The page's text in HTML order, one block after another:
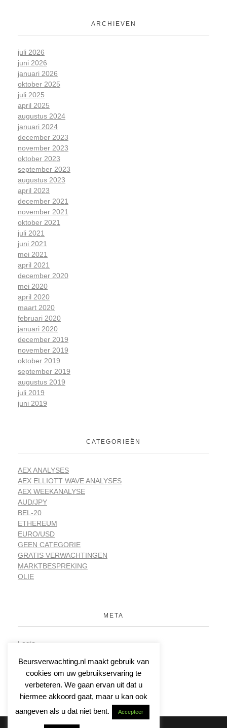
ARCHIEVEN
juli 2026
juni 2026
januari 2026
oktober 2025
juli 2025
april 2025
augustus 2024
januari 2024
december 2023
november 2023
oktober 2023
september 2023
augustus 2023
april 2023
december 2021
november 2021
oktober 2021
juli 2021
juni 2021
mei 2021
april 2021
december 2020
mei 2020
april 2020
maart 2020
februari 2020
januari 2020
december 2019
november 2019
oktober 2019
september 2019
augustus 2019
juli 2019
juni 2019
CATEGORIEËN
AEX ANALYSES
AEX ELLIOTT WAVE ANALYSES
AEX WEEKANALYSE
AUD/JPY
BEL-20
ETHEREUM
EURO/USD
GEEN CATEGORIE
GRATIS VERWACHTINGEN
MARKTBESPREKING
OLIE
META
Login
Reacties feed
WordPress.org
Beursverwachting.nl maakt gebruik van
cookies om uw gebruikservaring te
verbeteren. We gaan ervan uit dat u
hiermee akkoord gaat, maar u kan ook
aangeven als u dat niet bent.
Accepteer